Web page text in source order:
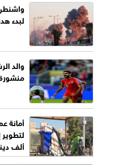
لبدء
والد
أمانة
ألف